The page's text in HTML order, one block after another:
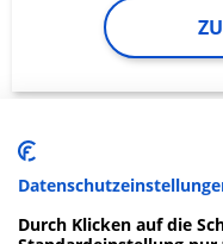
Durch Klicken auf die